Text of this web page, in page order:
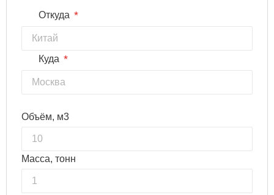
Откуда *
Куда *
Объём, м3
Масса, тонн